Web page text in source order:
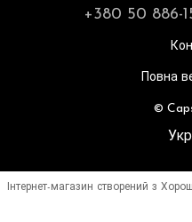
+380 50 886-
Повна
©
Укр
Інтернет-магазин створений з